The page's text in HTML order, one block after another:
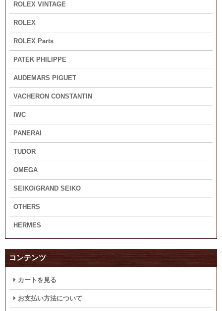
ROLEX VINTAGE
ROLEX
ROLEX Parts
PATEK PHILIPPE
AUDEMARS PIGUET
VACHERON CONSTANTIN
IWC
PANERAI
TUDOR
OMEGA
SEIKO/GRAND SEIKO
OTHERS
HERMES
コンテンツ
カートを見る
お支払い方法について